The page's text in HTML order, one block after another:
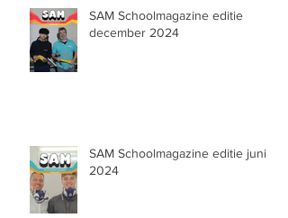
SAM Schoolmagazine editie
december 2024
SAM Schoolmagazine editie juni
2024